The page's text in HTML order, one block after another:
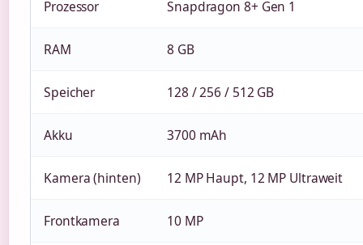
Prozessor Snapdragon 8+ Gen 1
RAM 8 GB
Speicher 128 / 256 / 512 GB
Akku 3700 mAh
Kamera (hinten) 12 MP Haupt, 12 MP Ultraweit
Frontkamera 10 MP